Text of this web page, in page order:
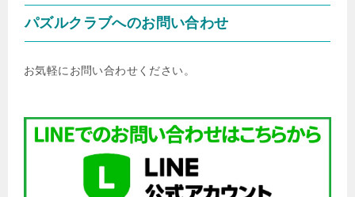
パズルクラブへのお問い合わせ
お気軽にお問い合わせください。